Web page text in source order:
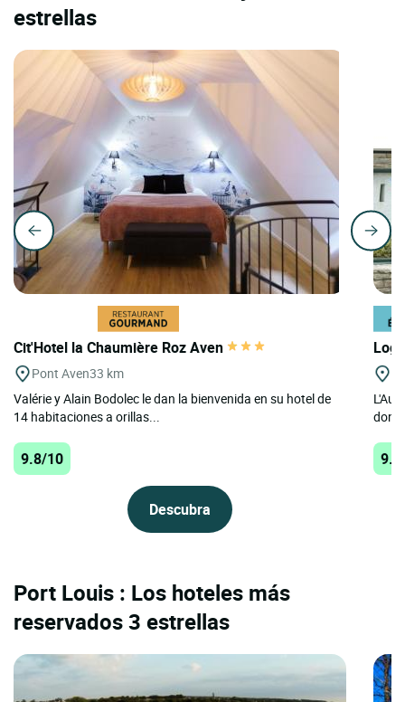
estrellas
Cit'Hotel la Chaumière Roz Aven
Pont Aven33 km
Valérie y Alain Bodolec le dan la bienvenida en su hotel de
14 habitaciones a orillas...
9.8/10
Descubra
Port Louis : Los hoteles más
reservados 3 estrellas